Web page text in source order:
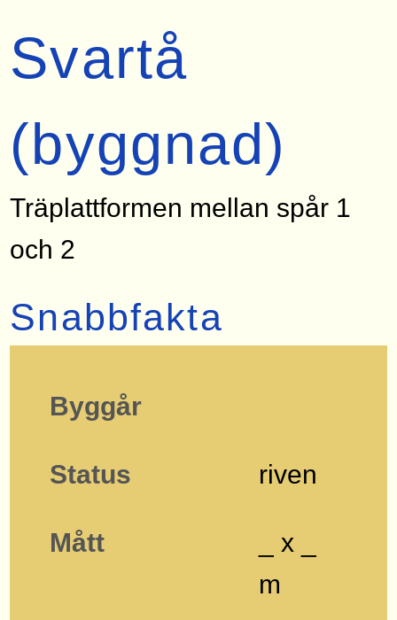
Svartå
(byggnad)
Träplattformen mellan spår 1
och 2
Snabbfakta
Byggår
Status riven
Mått
_ x _
m